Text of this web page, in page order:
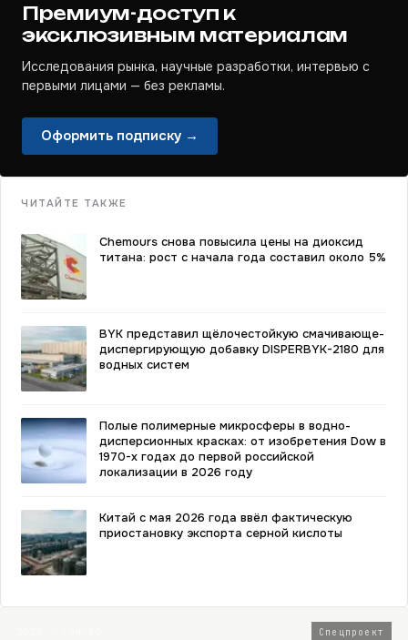
Премиум-доступ к
эксклюзивным материалам
Исследования рынка, научные разработки, интервью с
первыми лицами — без рекламы.
Оформить подписку →
ЧИТАЙТЕ ТАКЖЕ
Chemours снова повысила цены на диоксид
титана: рост с начала года составил около 5%
BYK представил щёлочестойкую смачивающе-
диспергирующую добавку DISPERBYK-2180 для
водных систем
Полые полимерные микросферы в водно-
дисперсионных красках: от изобретения Dow в
1970-х годах до первой российской
локализации в 2026 году
Китай с мая 2026 года ввёл фактическую
приостановку экспорта серной кислоты
Спецпроект